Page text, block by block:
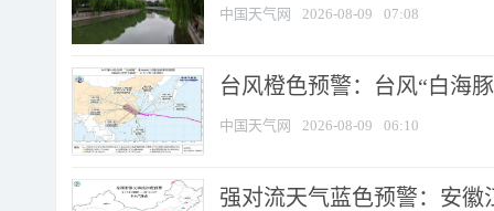
中国天气网 2026-08-09 07:08
台风橙色预警：台风“白海
中国天气网 2026-08-09 06:10
强对流天气蓝色预警：安徽